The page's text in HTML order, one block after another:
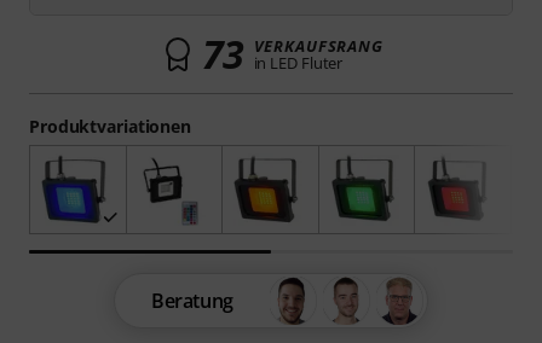
Produktvariationen
73 VERKAUFSRANG
in LED Fluter
Beratung